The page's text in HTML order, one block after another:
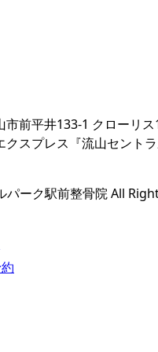
市前平井133-1 クローリス
クスプレス『流山セント
パーク駅前整骨院All